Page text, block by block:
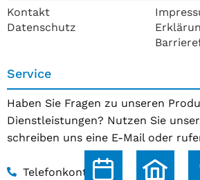
Kontakt
Datenschutz
Service
Haben Sie Fragen zu unseren
Dienstleistungen? Nutzen Sie
schreiben uns eine E-Mail oder
Telefonkontakt